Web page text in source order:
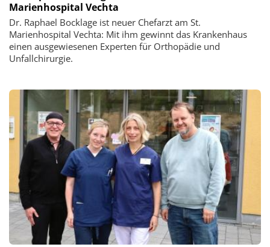
Marienhospital Vechta
Dr. Raphael Bocklage ist neuer Chefarzt am St.
Marienhospital Vechta: Mit ihm gewinnt das Krankenhaus
einen ausgewiesenen Experten für Orthopädie und
Unfallchirurgie.